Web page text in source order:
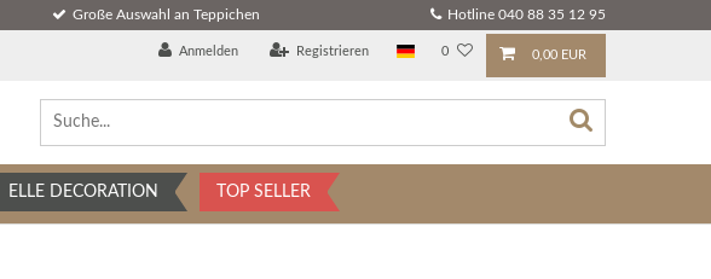
Große Auswahl an Teppichen Hotline 040 88 35 12 95
Anmelden Registrieren 0 0,00 EUR
ELLE DECORATION TOP SELLER